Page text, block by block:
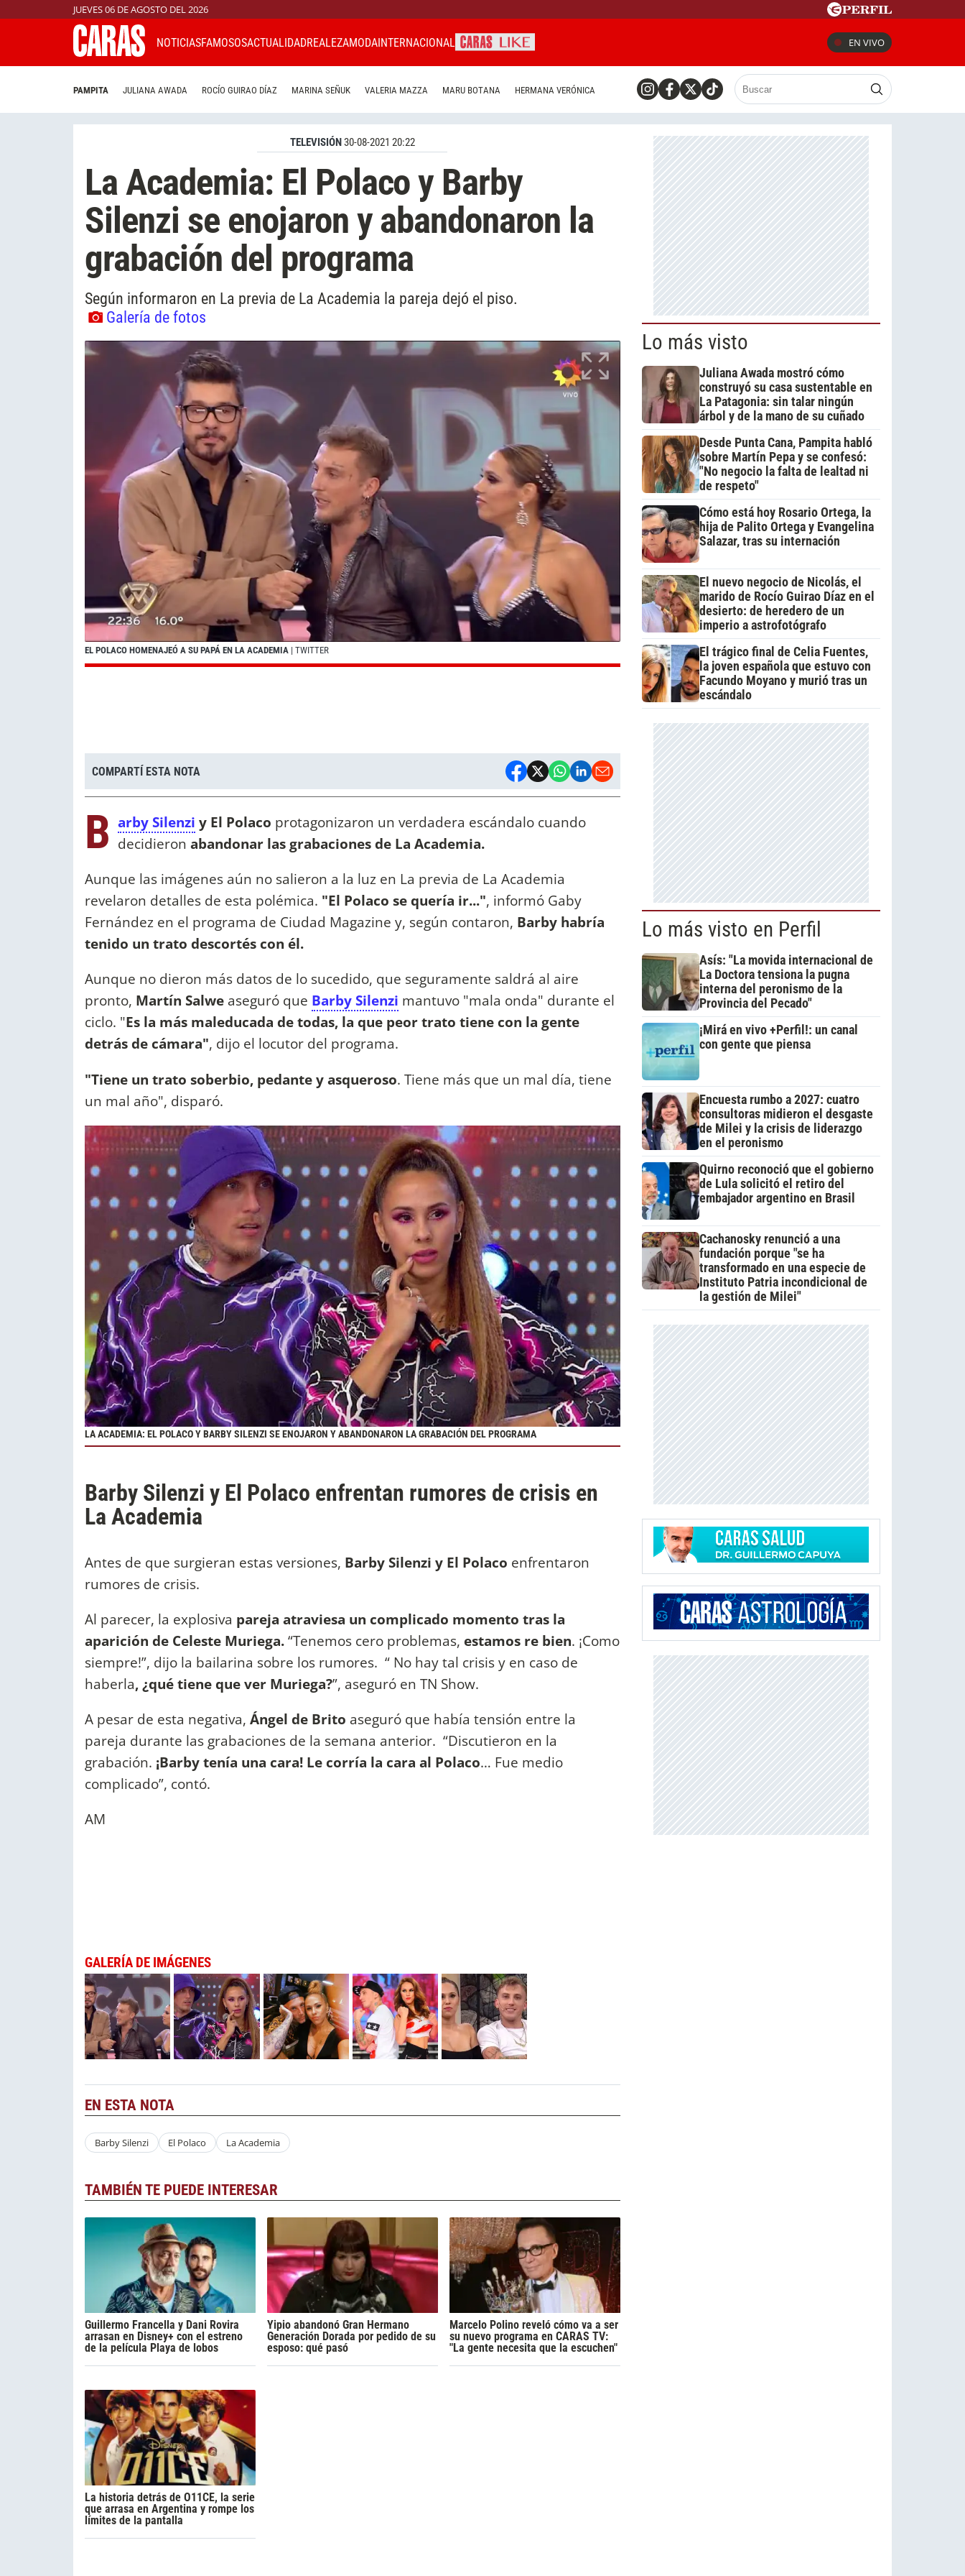
JUEVES 06 DE AGOSTO DEL 2026
NOTICIASFAMOSOSACTUALIDADREALEZAMODAINTERNACIONAL EN VIVO
PAMPITA JULIANA AWADA ROCÍO GUIRAO DÍAZ MARINA SEÑUK VALERIA MAZZA MARU BOTANA HERMANA VERÓNICA
TELEVISIÓN30-08-2021 20:22
La Academia: El Polaco y Barby
Silenzi se enojaron y abandonaron la
grabación del programa
Según informaron en La previa de La Academia la pareja dejó el piso.
Galería de fotos
EL POLACO HOMENAJEÓ A SU PAPÁ EN LA ACADEMIA | TWITTER
COMPARTÍ ESTA NOTA
B arby Silenzi y El Polaco protagonizaron un verdadera escándalo cuando
decidieron abandonar las grabaciones de La Academia.
Aunque las imágenes aún no salieron a la luz en La previa de La Academia
revelaron detalles de esta polémica. "El Polaco se quería ir...", informó Gaby
Fernández en el programa de Ciudad Magazine y, según contaron, Barby habría
tenido un trato descortés con él.
Aunque no dieron más datos de lo sucedido, que seguramente saldrá al aire
pronto, Martín Salwe aseguró que Barby Silenzi mantuvo "mala onda" durante el
ciclo. "Es la más maleducada de todas, la que peor trato tiene con la gente
detrás de cámara", dijo el locutor del programa.
"Tiene un trato soberbio, pedante y asqueroso. Tiene más que un mal día, tiene
un mal año", disparó.
LA ACADEMIA: EL POLACO Y BARBY SILENZI SE ENOJARON Y ABANDONARON LA GRABACIÓN DEL PROGRAMA
Barby Silenzi y El Polaco enfrentan rumores de crisis en
La Academia
Antes de que surgieran estas versiones, Barby Silenzi y El Polaco enfrentaron
rumores de crisis.
Al parecer, la explosiva pareja atraviesa un complicado momento tras la
aparición de Celeste Muriega.“Tenemos cero problemas, estamos re bien. ¡Como
siempre!”, dijo la bailarina sobre los rumores. “ No hay tal crisis y en caso de
haberla, ¿qué tiene que ver Muriega?”, aseguró en TN Show.
A pesar de esta negativa, Ángel de Brito aseguró que había tensión entre la
pareja durante las grabaciones de la semana anterior. “Discutieron en la
grabación. ¡Barby tenía una cara! Le corría la cara al Polaco… Fue medio
complicado”, contó.
AM
GALERÍA DE IMÁGENES
EN ESTA NOTA
Barby Silenzi El Polaco La Academia
TAMBIÉN TE PUEDE INTERESAR
Guillermo Francella y Dani Rovira
arrasan en Disney+ con el estreno
de la película Playa de lobos
Yipio abandonó Gran Hermano
Generación Dorada por pedido de su
esposo: qué pasó
Marcelo Polino reveló cómo va a ser
su nuevo programa en CARAS TV:
"La gente necesita que la escuchen"
La historia detrás de O11CE, la serie
que arrasa en Argentina y rompe los
límites de la pantalla
Lo más visto
Juliana Awada mostró cómo
construyó su casa sustentable en
La Patagonia: sin talar ningún
árbol y de la mano de su cuñado
Desde Punta Cana, Pampita habló
sobre Martín Pepa y se confesó:
"No negocio la falta de lealtad ni
de respeto"
Cómo está hoy Rosario Ortega, la
hija de Palito Ortega y Evangelina
Salazar, tras su internación
El nuevo negocio de Nicolás, el
marido de Rocío Guirao Díaz en el
desierto: de heredero de un
imperio a astrofotógrafo
El trágico final de Celia Fuentes,
la joven española que estuvo con
Facundo Moyano y murió tras un
escándalo
Lo más visto en Perfil
Asís: "La movida internacional de
La Doctora tensiona la pugna
interna del peronismo de la
Provincia del Pecado"
¡Mirá en vivo +Perfil!: un canal
con gente que piensa
Encuesta rumbo a 2027: cuatro
consultoras midieron el desgaste
de Milei y la crisis de liderazgo
en el peronismo
Quirno reconoció que el gobierno
de Lula solicitó el retiro del
embajador argentino en Brasil
Cachanosky renunció a una
fundación porque "se ha
transformado en una especie de
Instituto Patria incondicional de
la gestión de Milei"